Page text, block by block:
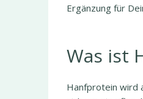
Ergänzung für
Was ist
Hanfprotein wird